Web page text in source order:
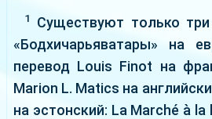
1
Существуют только
«Бодхичарьяватары» на
перевод Louis Finot на
Marion L. Matics на
на эстонский: La Marché à la